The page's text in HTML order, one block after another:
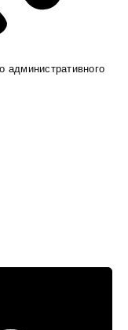
административного